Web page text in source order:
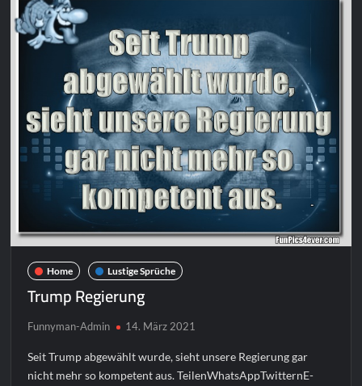
Home Lustige Sprüche
Trump Regierung
Funnyman-Admin 14. März 2021
Seit Trump abgewählt wurde, sieht unsere Regierung gar
nicht mehr so kompetent aus. TeilenWhatsAppTwitternE-